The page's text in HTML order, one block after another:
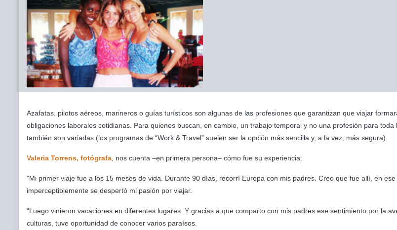
Azafatas, pilotos aéreos, marineros o guías turísticos son algunas de las profesiones que garantizan que viajar
obligaciones laborales cotidianas. Para quienes buscan, en cambio, un trabajo temporal y no una profesión para toda
también son variadas (los programas de “Work & Travel” suelen ser la opción más sencilla y, a la vez, más segura).
Valeria Torrens, fotógrafa, nos cuenta –en primera persona– cómo fue su experiencia:
“Mi primer viaje fue a los 15 meses de vida. Durante 90 días, recorrí Europa con mis padres. Creo que fue allí, en
imperceptiblemente se despertó mi pasión por viajar.
“Luego vinieron vacaciones en diferentes lugares. Y gracias a que comparto con mis padres ese sentimiento por la
culturas, tuve oportunidad de conocer varios paraísos.